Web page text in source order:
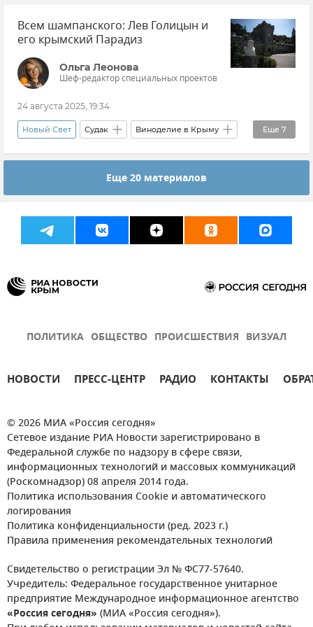
ГУП РК "Крымэнерго"
Всем шампанского: Лев Голицын и
его крымский Парадиз
Ольга Леонова
Шеф-редактор специальных проектов
24 августа 2025, 19:34
Еще 7
Новый Свет Судак Виноделие в Крыму
Виноделие Сельское хозяйство
Император Александр III История
Виноградники Крыма
Еще 20 материалов
ПОЛИТИКА ОБЩЕСТВО ПРОИСШЕСТВИЯ ВИЗУАЛ
НОВОСТИ ПРЕСС-ЦЕНТР РАДИО КОНТАКТЫ
© 2026 МИА «Россия сегодня»
Сетевое издание РИА Новости зарегистрировано в
Федеральной службе по надзору в сфере связи,
информационных технологий и массовых коммуникаций
(Роскомнадзор) 08 апреля 2014 года.
Политика использования Cookie и автоматического
логирования
Политика конфиденциальности (ред. 2023 г.)
Правила применения рекомендательных технологий
Свидетельство о регистрации Эл № ФС77-57640.
Учредитель: Федеральное государственное унитарное
предприятие Международное информационное агентство
«Россия сегодня» (МИА «Россия сегодня»).